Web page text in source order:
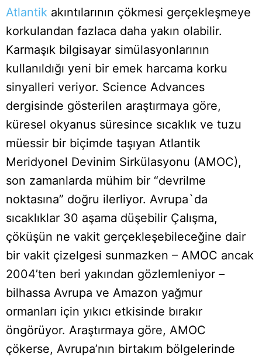
Atlantik akıntılarının çökmesi gerçekleşmeye
korkulandan fazlaca daha yakın olabilir.
Karmaşık bilgisayar simülasyonlarının
kullanıldığı yeni bir emek harcama korku
sinyalleri veriyor. Science Advances
dergisinde gösterilen araştırmaya göre,
küresel okyanus süresince sıcaklık ve tuzu
müessir bir biçimde taşıyan Atlantik
Meridyonel Devinim Sirkülasyonu (AMOC),
son zamanlarda mühim bir “devrilme
noktasına” doğru ilerliyor. Avrupa`da
sıcaklıklar 30 aşama düşebilir Çalışma,
çöküşün ne vakit gerçekleşebileceğine dair
bir vakit çizelgesi sunmazken – AMOC ancak
2004’ten beri yakından gözlemleniyor –
bilhassa Avrupa ve Amazon yağmur
ormanları için yıkıcı etkisinde bırakır
öngörüyor. Araştırmaya göre, AMOC
çökerse, Avrupa’nın birtakım bölgelerinde